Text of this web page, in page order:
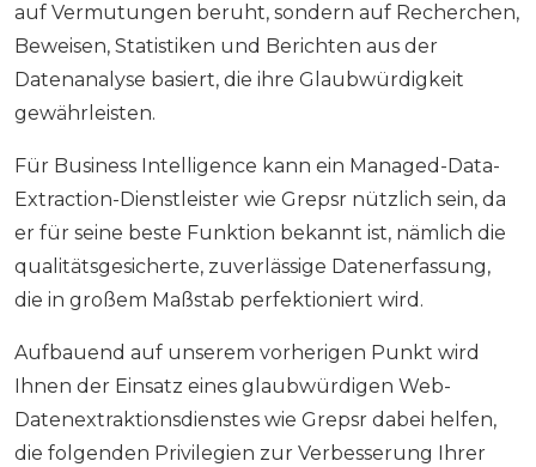
auf Vermutungen beruht, sondern auf Recherchen,
Beweisen, Statistiken und Berichten aus der
Datenanalyse basiert, die ihre Glaubwürdigkeit
gewährleisten.
Für Business Intelligence kann ein Managed-Data-
Extraction-Dienstleister wie Grepsr nützlich sein, da
er für seine beste Funktion bekannt ist, nämlich die
qualitätsgesicherte, zuverlässige Datenerfassung,
die in großem Maßstab perfektioniert wird.
Aufbauend auf unserem vorherigen Punkt wird
Ihnen der Einsatz eines glaubwürdigen Web-
Datenextraktionsdienstes wie Grepsr dabei helfen,
die folgenden Privilegien zur Verbesserung Ihrer